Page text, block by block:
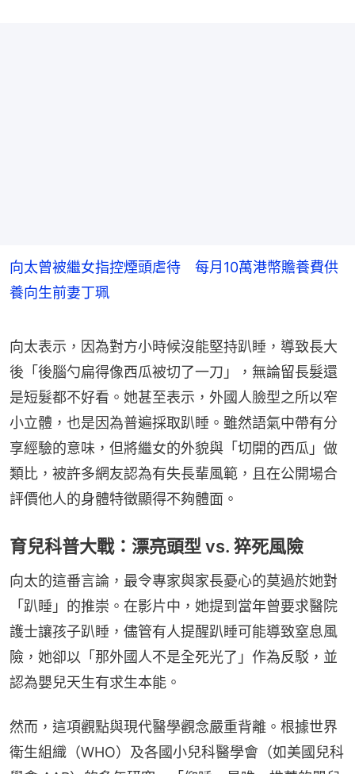
向太曾被繼女指控煙頭虐待 每月10萬港幣贍養費供
養向生前妻丁珮
向太表示，因為對方小時候沒能堅持趴睡，導致長大
後「後腦勺扁得像西瓜被切了一刀」，無論留長髮還
是短髮都不好看。她甚至表示，外國人臉型之所以窄
小立體，也是因為普遍採取趴睡。雖然語氣中帶有分
享經驗的意味，但將繼女的外貌與「切開的西瓜」做
類比，被許多網友認為有失長輩風範，且在公開場合
評價他人的身體特徵顯得不夠體面。
育兒科普大戰：漂亮頭型 vs. 猝死風險
向太的這番言論，最令專家與家長憂心的莫過於她對
「趴睡」的推崇。在影片中，她提到當年曾要求醫院
護士讓孩子趴睡，儘管有人提醒趴睡可能導致窒息風
險，她卻以「那外國人不是全死光了」作為反駁，並
認為嬰兒天生有求生本能。
然而，這項觀點與現代醫學觀念嚴重背離。根據世界
衛生組織（WHO）及各國小兒科醫學會（如美國兒科